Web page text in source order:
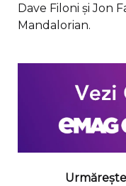
Dave Filoni și Jon
Mandalorian.